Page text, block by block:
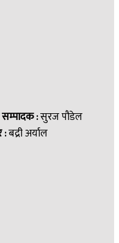
सम्पादक :सुरज पौडेल
:बद्री अर्याल